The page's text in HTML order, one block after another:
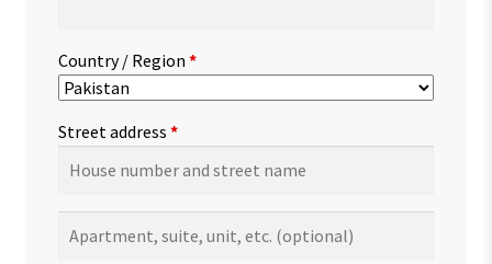
Country / Region *
Street address *
suite,